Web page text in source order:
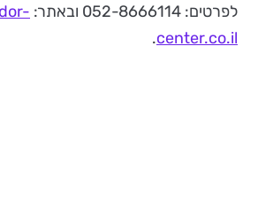
לפרטים: 052-8666114 ובאתר:
center.co.il
.